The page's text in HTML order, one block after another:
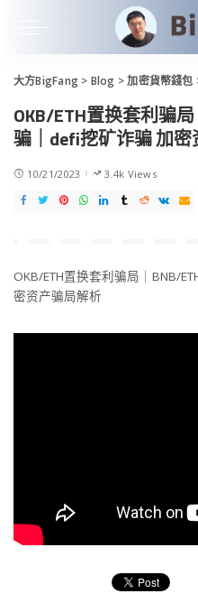
大方BigFang > Blog >加密貨幣錢包
OKB/ETH置换套利骗
骗｜defi挖矿诈骗 加
10/21/2023 3.4k Views
OKB/ETH置换套利骗局｜BNB/
密资产骗局解析